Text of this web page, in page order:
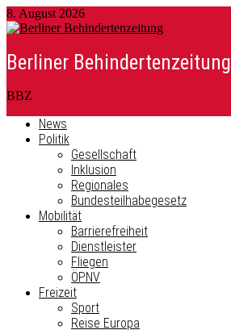
8. August 2026
Berliner Behindertenzeitung
BBZ
News
Politik
Gesellschaft
Inklusion
Regionales
Bundesteilhabegesetz
Mobilität
Barrierefreiheit
Dienstleister
Fliegen
ÖPNV
Freizeit
Sport
Reise Europa